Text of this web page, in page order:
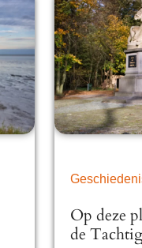
Op deze
de